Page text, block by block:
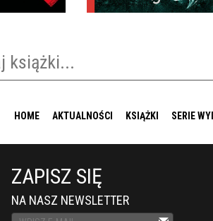
HOME AKTUALNOŚCI KSIĄŻKI SERIE
ZAPISZ SIĘ
NA NASZ NEWSLETTER